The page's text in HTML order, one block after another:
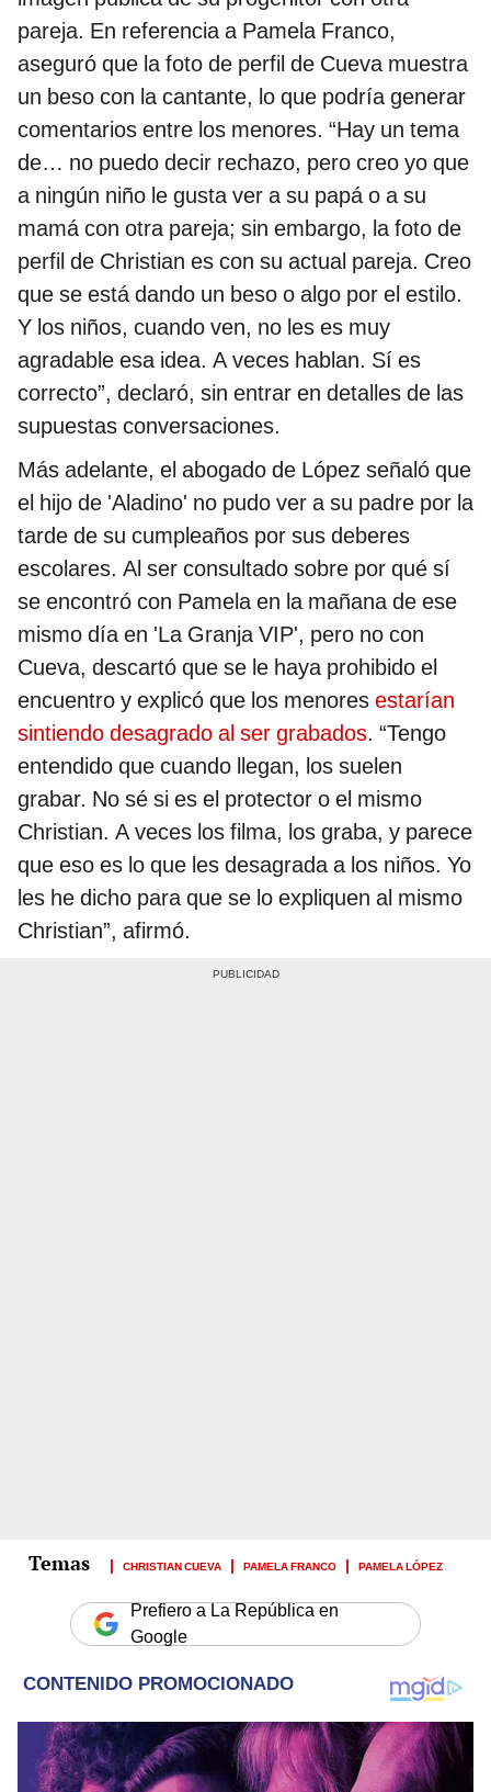
pareja. En referencia a Pamela Franco,
aseguró que la foto de perfil de Cueva muestra
un beso con la cantante, lo que podría generar
comentarios entre los menores. “Hay un tema
de… no puedo decir rechazo, pero creo yo que
a ningún niño le gusta ver a su papá o a su
mamá con otra pareja; sin embargo, la foto de
perfil de Christian es con su actual pareja. Creo
que se está dando un beso o algo por el estilo.
Y los niños, cuando ven, no les es muy
agradable esa idea. A veces hablan. Sí es
correcto”, declaró, sin entrar en detalles de las
supuestas conversaciones.
Más adelante, el abogado de López señaló que
el hijo de 'Aladino' no pudo ver a su padre por la
tarde de su cumpleaños por sus deberes
escolares. Al ser consultado sobre por qué sí
se encontró con Pamela en la mañana de ese
mismo día en 'La Granja VIP', pero no con
Cueva, descartó que se le haya prohibido el
encuentro y explicó que los menores estarían
sintiendo desagrado al ser grabados. “Tengo
entendido que cuando llegan, los suelen
grabar. No sé si es el protector o el mismo
Christian. A veces los filma, los graba, y parece
que eso es lo que les desagrada a los niños. Yo
les he dicho para que se lo expliquen al mismo
Christian”, afirmó.
CHRISTIAN CUEVA PAMELA FRANCO PAMELA LÓPEZ
Prefiero a La República en
Google